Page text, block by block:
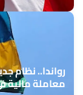
معاملة مالية